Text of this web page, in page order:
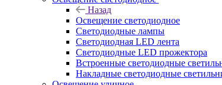
Назад
Освещение светодиодное
Светодиодные лампы
Светодиодная LED лента
Светодиодные LED прожектора
Встроенные светодиодные
Накладные светодиодные